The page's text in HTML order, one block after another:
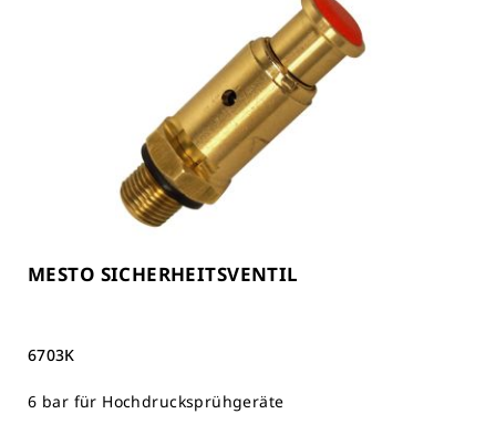
MESTO SICHERHEITSVENTIL
6703K
6 bar für Hochdrucksprühgeräte